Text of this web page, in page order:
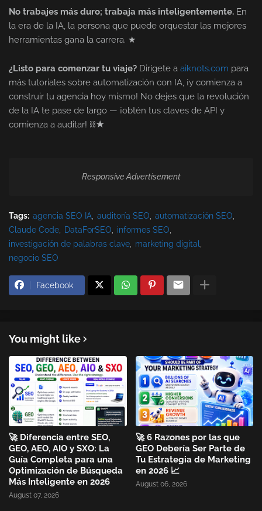
No trabajes más duro; trabaja más inteligentemente. En
la era de la IA, la persona que puede orquestar las mejores
herramientas gana la carrera. ★
¿Listo para comenzar tu viaje? Dirígete a aiknots.com para
más tutoriales sobre automatización con IA, ¡y comienza a
construir tu agencia hoy mismo! No dejes que la revolución
de la IA te pase de largo — ¡obtén tus claves de API y
comienza a auditar! ⛓★
Responsive Advertisement
Tags: agencia SEO IA auditoría SEO
automatización SEO
Claude Code
DataForSEO
informes SEO
investigación de palabras clave
marketing digital
negocio SEO
Facebook
You might like
🚀 Diferencia entre SEO,
GEO, AEO, AIO y SXO: La
Guía Completa para una
Optimización de Búsqueda
Más Inteligente en 2026
August 07, 2026
🚀 6 Razones por las que
GEO Debería Ser Parte de
Tu Estrategia de Marketing
en 2026 📈
August 06, 2026